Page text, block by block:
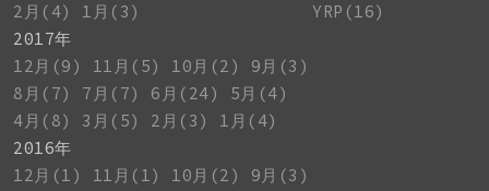
2月(4)
1月(3)
2017年
12月(9)
11月(5) 10月(2)
9月(3)
8月(7)
7月(7) 6月(24)
5月(4)
4月(8)
3月(5) 2月(3)
1月(4)
2016年
12月(1)
11月(1) 10月(2)
9月(3)
YRP(16)